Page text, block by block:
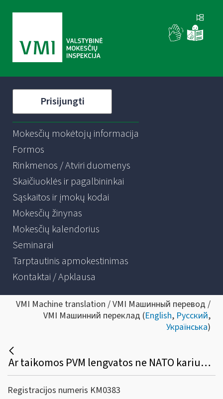
Prisijungti
Mokesčių mokėtojų informacija
Formos
Rinkmenos / Atviri duomenys
Skaičiuoklės ir pagalbininkai
Sąskaitos ir įmokų kodai
Mokesčių žinynas
Mokesčių kalendorius
Seminarai
Tarptautinis apmokestinimas
Kontaktai / Apklausa
VMI Machine translation / VMI Машинный перевод /
VMI Машинний переклад (English, Русский,
Українська)
Ar taikomos PVM lengvatos ne NATO kariuomenės vieneto, bet pačios NATO (kaip organizacijos) Lietuvoje įsigyjamų prekių (paslaugų) atveju?
Registracijos numeris KM0383